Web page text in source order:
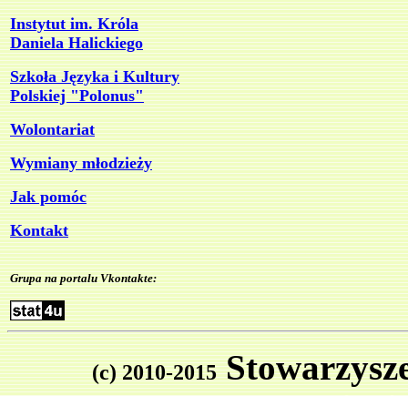
Instytut im. Króla
Daniela Halickiego
Szkoła Języka i Kultury
Polskiej "Polonus"
Wolontariat
Wymiany młodzieży
Jak pomóc
Kontakt
Grupa na portalu Vkontakte:
(c) 2010-2015S